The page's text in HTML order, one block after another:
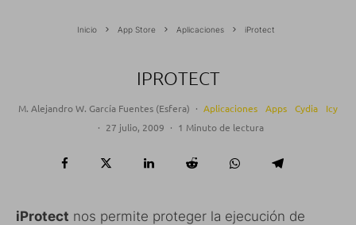
Inicio App Store Aplicaciones iProtect
IPROTECT
M. Alejandro W. García Fuentes (Esfera) · Aplicaciones Apps Cydia
Icy
· 27 julio, 2009 · 1 Minuto de lectura
iProtect nos permite proteger la ejecución de